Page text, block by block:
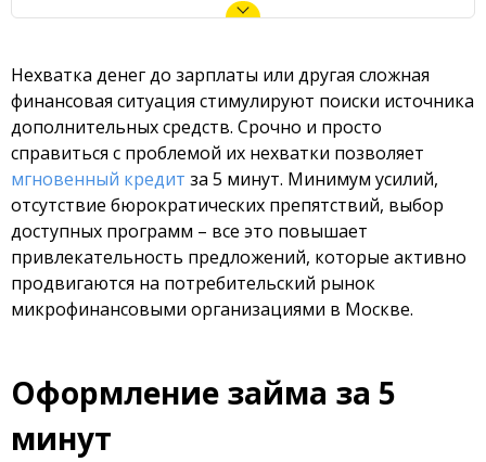
Нехватка денег до зарплаты или другая сложная
финансовая ситуация стимулируют поиски источника
дополнительных средств. Срочно и просто
справиться с проблемой их нехватки позволяет
мгновенный кредит за 5 минут. Минимум усилий,
отсутствие бюрократических препятствий, выбор
доступных программ – все это повышает
привлекательность предложений, которые активно
продвигаются на потребительский рынок
микрофинансовыми организациями в Москве.
Оформление займа за 5
минут